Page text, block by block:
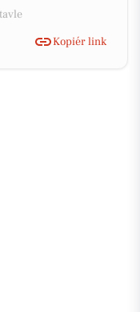
Kopiér link